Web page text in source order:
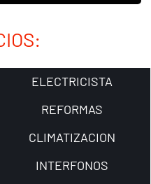
ELECTRICISTA
REFORMAS
CLIMATIZACION
INTERFONOS